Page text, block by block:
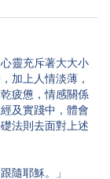
靈充斥著大大小
加上人情淡薄，
疲憊，情感關係
及實踐中，體會
法則去面對上述
隨耶穌。」